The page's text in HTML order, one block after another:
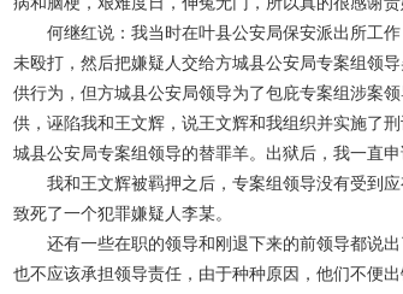
何继红说：我当时在叶县公安局保安派出所工
未殴打，然后把嫌疑人交给方城县公安局专案组领
供行为，但方城县公安局领导为了包庇专案组涉案
供，诬陷我和王文辉，说王文辉和我组织并实施了
城县公安局专案组领导的替罪羊。出狱后，我一直
我和王文辉被羁押之后，专案组领导没有受到
致死了一个犯罪嫌疑人李某。
还有一些在职的领导和刚退下来的前领导都说
也不应该承担领导责任，由于种种原因，他们不便